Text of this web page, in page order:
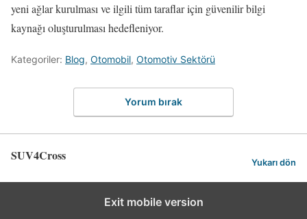
yeni ağlar kurulması ve ilgili tüm taraflar için güvenilir bilgi
kaynağı oluşturulması hedefleniyor.
Kategoriler: Blog, Otomobil, Otomotiv Sektörü
Yorum bırak
SUV4Cross Yukarı dön
Exit mobile version